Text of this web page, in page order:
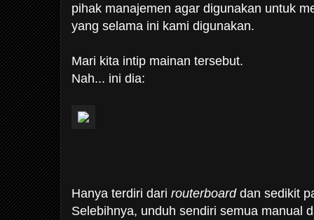
pihak manajemen agar digunakan untuk
yang selama ini kami digunakan.
Mari kita intip mainan tersebut.
Nah... ini dia:
Hanya terdiri dari routerboarddan sedikit
Selebihnya, unduh sendiri semua manual